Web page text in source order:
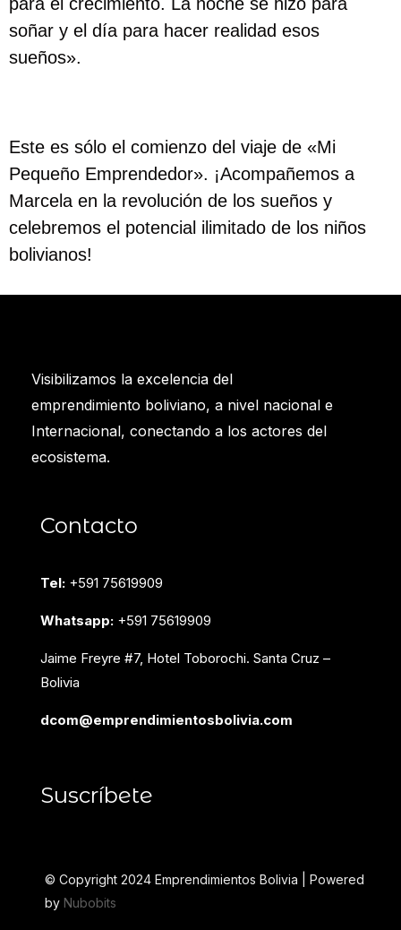
soñar y el día para hacer realidad esos
sueños».
Este es sólo el comienzo del viaje de «Mi
Pequeño Emprendedor». ¡Acompañemos a
Marcela en la revolución de los sueños y
celebremos el potencial ilimitado de los niños
bolivianos!
Visibilizamos la excelencia del
emprendimiento boliviano, a nivel nacional e
Internacional, conectando a los actores del
ecosistema.
Contacto
Tel: +591 75619909
Whatsapp: +591 75619909
Jaime Freyre #7, Hotel Toborochi. Santa Cruz –
Bolivia
dcom@emprendimientosbolivia.com
Suscríbete
© Copyright 2024 Emprendimientos Bolivia | Powered
by Nubobits